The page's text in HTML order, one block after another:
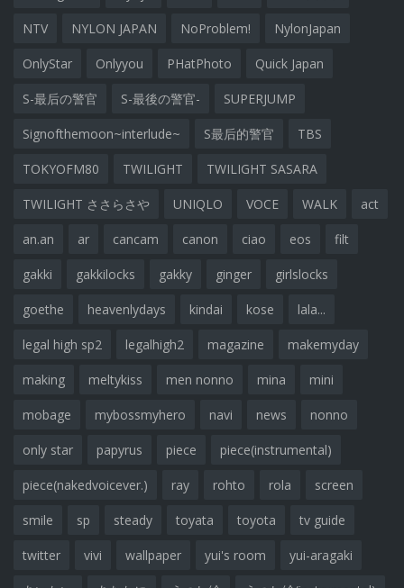
NTV NYLON JAPAN NoProblem! NylonJapan
OnlyStar Onlyyou PHatPhoto Quick Japan
S-最后の警官 S-最後の警官- SUPERJUMP
Signofthemoon~interlude~ S最后的警官 TBS
TOKYOFM80 TWILIGHT TWILIGHT SASARA
TWILIGHT ささらさや UNIQLO VOCE WALK act
an.an ar cancam canon ciao eos filt
gakki gakkilocks gakky ginger girlslocks
goethe heavenlydays kindai kose lala...
legal high sp2 legalhigh2 magazine makemyday
making meltykiss men nonno mina mini
mobage mybossmyhero navi news nonno
only star papyrus piece piece(instrumental)
piece(nakedvoicever.) ray rohto rola screen
smile sp steady toyata toyota tv guide
twitter vivi wallpaper yui's room yui-aragaki